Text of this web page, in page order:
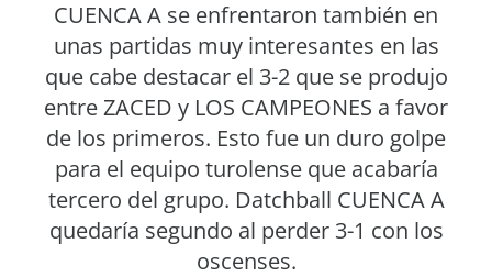
CUENCA A se enfrentaron también en
unas partidas muy interesantes en las
que cabe destacar el 3-2 que se produjo
entre ZACED y LOS CAMPEONES a favor
de los primeros. Esto fue un duro golpe
para el equipo turolense que acabaría
tercero del grupo. Datchball CUENCA A
quedaría segundo al perder 3-1 con los
oscenses.